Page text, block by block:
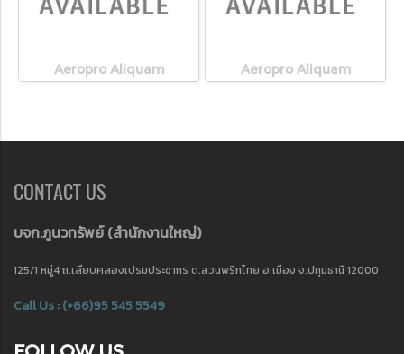
Aeropro Aliquam Aeropro Aliquam
CONTACT US
บจก.ภูนวทรัพย์ (สำนักงานใหญ่)
125/1 หมู่4 ถ.เลียบคลองเปรมประชากร ต.สวนพริกไทย อ.เมือง จ.ปทุมธานี 12000
Call Us : (+66)95 545 5549